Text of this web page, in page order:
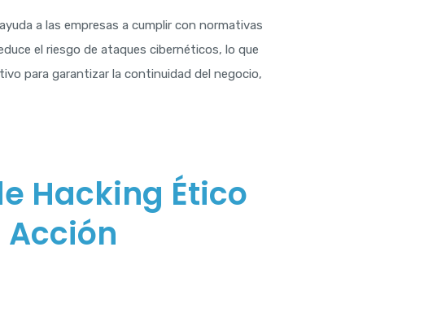
a las empresas a cumplir con normativas
el riesgo de ataques cibernéticos, lo que
para garantizar la continuidad del negocio,
Hacking Ético
Acción